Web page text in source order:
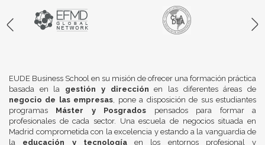
EUDE Business School en su misión de ofrecer una formación práctica
basada en la gestión y dirección en las diferentes áreas de
negocio de las empresas, pone a disposición de sus estudiantes
programas Máster y Posgrados pensados para formar a
profesionales de cada sector. Una escuela de negocios situada en
Madrid comprometida con la excelencia y estando a la vanguardia de
la educación y tecnologíaen los entornos profesional y